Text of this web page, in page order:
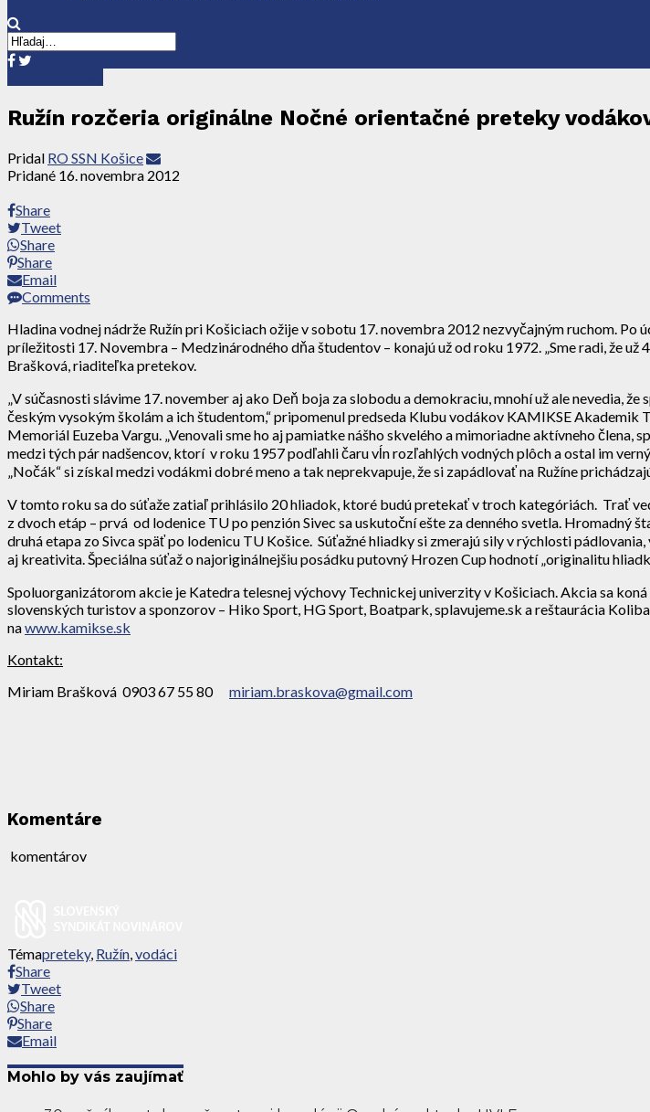
Ružín rozčeria originálne Nočné orientačné preteky
Pridal RO SSN Košice
Pridané 16. novembra 2012
Share
Tweet
Share
Share
Email
Comments
Hladina vodnej nádrže Ružín pri Košiciach ožije v sobotu 17. novembra 2012 nezvyčajným ruchom.
príležitosti 17. Novembra – Medzinárodného dňa študentov – konajú už od roku 1972. „Sme radi, že
Brašková, riaditeľka pretekov.
„V súčasnosti slávime 17. november aj ako Deň boja za slobodu a demokraciu, mnohí už ale
českým vysokým školám a ich študentom,“ pripomenul predseda Klubu vodákov KAMIKSE
Memoriál Euzeba Vargu. „Venovali sme ho aj pamiatke nášho skvelého a mimoriadne aktívneho
medzi tých pár nadšencov, ktorí v roku 1957 podľahli čaru vĺn rozľahlých vodných plôch a ostal im
„Nočák“ si získal medzi vodákmi dobré meno a tak neprekvapuje, že si zapádlovať na Ružíne
V tomto roku sa do súťaže zatiaľ prihlásilo 20 hliadok, ktoré budú pretekať v troch kategóriách. Trať
z dvoch etáp – prvá od lodenice TU po penzión Sivec sa uskutoční ešte za denného svetla. Hromadný
druhá etapa zo Sivca späť po lodenicu TU Košice. Súťažné hliadky si zmerajú sily v rýchlosti
aj kreativita. Špeciálna súťaž o najoriginálnejšiu posádku putovný Hrozen Cup hodnotí „originalitu
Spoluorganizátorom akcie je Katedra telesnej výchovy Technickej univerzity v Košiciach. Akcia sa
slovenských turistov a sponzorov – Hiko Sport, HG Sport, Boatpark, splavujeme.sk a reštaurácia
nawww.kamikse.sk
Kontakt:
Miriam Brašková 0903 67 55 80 miriam.braskova@gmail.com
Komentáre
komentárov
Témapreteky, Ružín,vodáci
Share
Tweet
Share
Share
Email
Mohlo by vás zaujímať